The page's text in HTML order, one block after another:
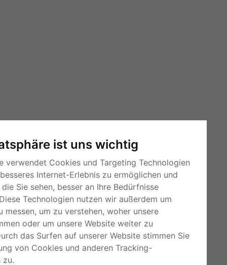
ist uns wichtig
verwendet Cookies und Targeting Technologien
Internet-Erlebnis zu ermöglichen und
Sie sehen, besser an Ihre Bedürfnisse
Technologien nutzen wir außerdem um
messen, um zu verstehen, woher unsere
oder um unsere Website weiter zu
das Surfen auf unserer Website stimmen Sie
von Cookies und anderen Tracking-
zu.
RSS-Feeds
Für Webmaster